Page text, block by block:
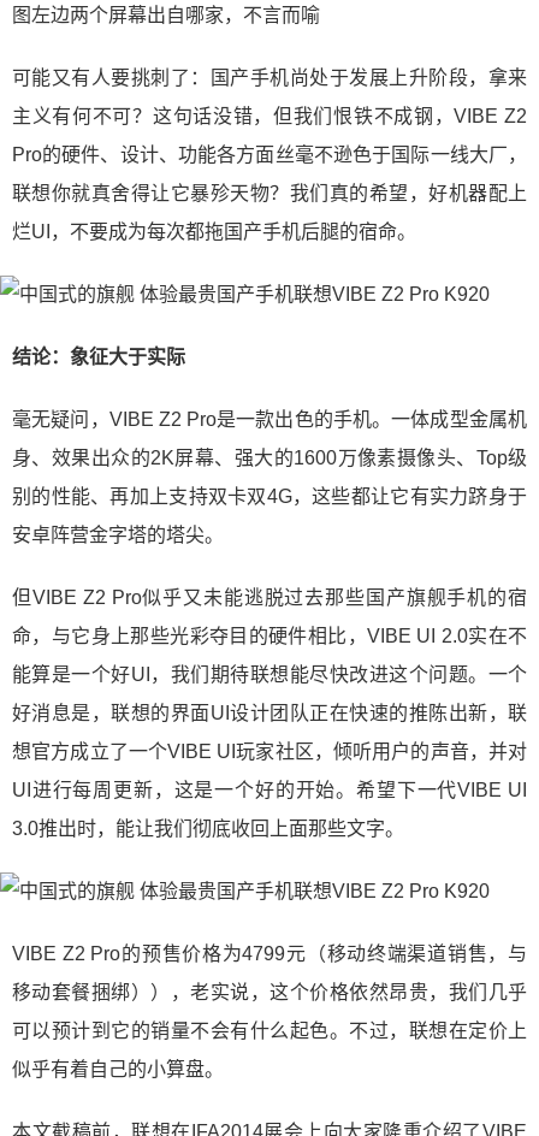
图左边两个屏幕出自哪家，不言而喻
可能又有人要挑刺了：国产手机尚处于发展上升阶段，拿来
主义有何不可？这句话没错，但我们恨铁不成钢，VIBE Z2
Pro的硬件、设计、功能各方面丝毫不逊色于国际一线大厂，
联想你就真舍得让它暴殄天物？我们真的希望，好机器配上
烂UI，不要成为每次都拖国产手机后腿的宿命。
结论：象征大于实际
毫无疑问，VIBE Z2 Pro是一款出色的手机。一体成型金属机
身、效果出众的2K屏幕、强大的1600万像素摄像头、Top级
别的性能、再加上支持双卡双4G，这些都让它有实力跻身于
安卓阵营金字塔的塔尖。
但VIBE Z2 Pro似乎又未能逃脱过去那些国产旗舰手机的宿
命，与它身上那些光彩夺目的硬件相比，VIBE UI 2.0实在不
能算是一个好UI，我们期待联想能尽快改进这个问题。一个
好消息是，联想的界面UI设计团队正在快速的推陈出新，联
想官方成立了一个VIBE UI玩家社区，倾听用户的声音，并对
UI进行每周更新，这是一个好的开始。希望下一代VIBE UI
3.0推出时，能让我们彻底收回上面那些文字。
VIBE Z2 Pro的预售价格为4799元（移动终端渠道销售，与
移动套餐捆绑）），老实说，这个价格依然昂贵，我们几乎
可以预计到它的销量不会有什么起色。不过，联想在定价上
似乎有着自己的小算盘。
本文截稿前，联想在IFA2014展会上向大家隆重介绍了VIBE